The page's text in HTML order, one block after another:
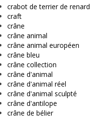
crabot de terrier de renard
craft
crâne
crâne animal
crâne animal européen
crâne bleu
crâne collection
crâne d'animal
crâne d'animal réel
crâne d'animal sculpté
crâne d'antilope
crâne de bélier